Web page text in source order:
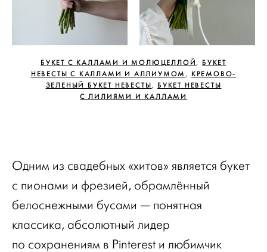
БУКЕТ С КАЛЛАМИ И МОЛЮЦЕЛЛОЙ , БУКЕТ
НЕВЕСТЫ С КАЛЛАМИ И АЛЛИУМОМ , КРЕМОВО-
ЗЕЛЕНЫЙ БУКЕТ НЕВЕСТЫ, БУКЕТ НЕВЕСТЫ
С ЛИЛИЯМИ И КАЛЛАМИ
Одним из свадебных «хитов» является букет
с пионами и фрезией, обрамлённый
белоснежными бусами — понятная
классика, абсолютный лидер
по сохранениям в Pinterest и любимчик